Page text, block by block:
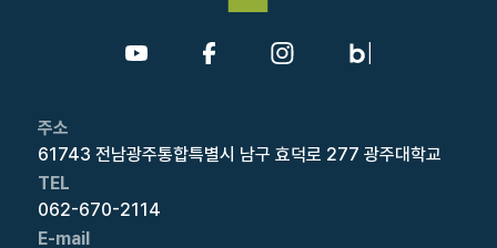
주소
61743 전남광주통합특별시 남구 효덕로 277 광주대학교
TEL
062-670-2114
E-mail